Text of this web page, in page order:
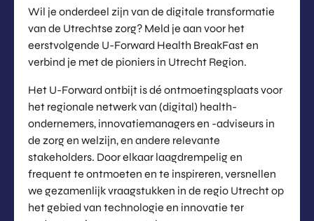
Wil je onderdeel zijn van de digitale transformatie
van de Utrechtse zorg? Meld je aan voor het
eerstvolgende U-Forward Health BreakFast en
verbind je met de pioniers in Utrecht Region.
Het U-Forward ontbijt is dé ontmoetingsplaats voor
het regionale netwerk van (digital) health-
ondernemers, innovatiemanagers en -adviseurs in
de zorg en welzijn, en andere relevante
stakeholders. Door elkaar laagdrempelig en
frequent te ontmoeten en te inspireren, versnellen
we gezamenlijk vraagstukken in de regio Utrecht op
het gebied van technologie en innovatie ter